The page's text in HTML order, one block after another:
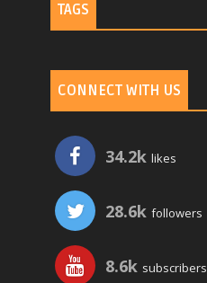
TAGS
CONNECT WITH US
34.2k likes
28.6k followers
8.6k subscribers